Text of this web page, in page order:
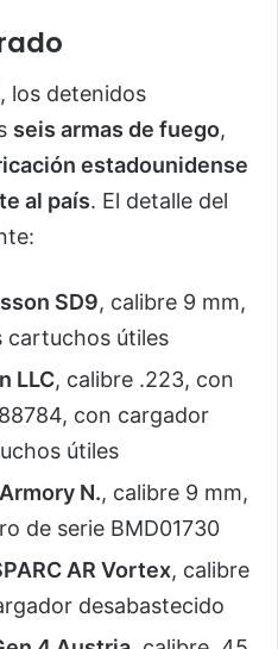
los detenidos
seis armas de fuego,
estadounidense
al país. El detalle del
SD9, calibre 9 mm,
cartuchos útiles
LLC, calibre .223, con
con cargador
útiles
N., calibre 9 mm,
de serie BMD01730
AR Vortex, calibre
desabastecido